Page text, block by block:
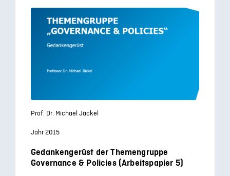
Prof. Dr. Michael Jäckel
Jahr 2015
Gedankengerüst der Themengruppe
Governance & Policies (Arbeitspapier 5)